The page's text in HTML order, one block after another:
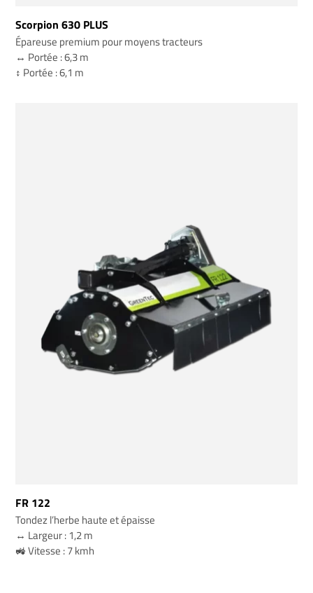
Scorpion 630 PLUS
Épareuse premium pour moyens tracteurs
↔️ Portée : 6,3 m
↕️ Portée : 6,1 m
FR 122
Tondez l’herbe haute et épaisse
↔️ Largeur : 1,2 m
🚜 Vitesse : 7 kmh